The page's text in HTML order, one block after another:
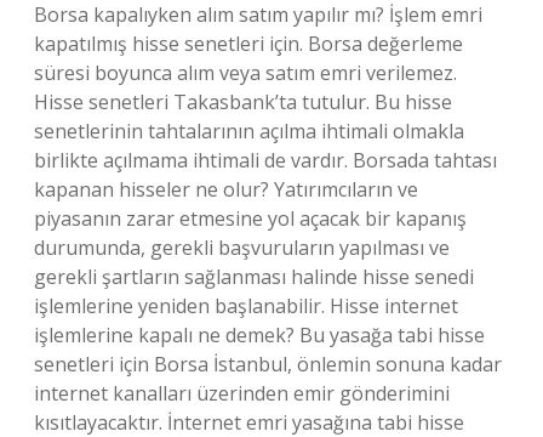
Borsa kapalıyken alım satım yapılır mı? İşlem emri
kapatılmış hisse senetleri için. Borsa değerleme
süresi boyunca alım veya satım emri verilemez.
Hisse senetleri Takasbank’ta tutulur. Bu hisse
senetlerinin tahtalarının açılma ihtimali olmakla
birlikte açılmama ihtimali de vardır. Borsada tahtası
kapanan hisseler ne olur? Yatırımcıların ve
piyasanın zarar etmesine yol açacak bir kapanış
durumunda, gerekli başvuruların yapılması ve
gerekli şartların sağlanması halinde hisse senedi
işlemlerine yeniden başlanabilir. Hisse internet
işlemlerine kapalı ne demek? Bu yasağa tabi hisse
senetleri için Borsa İstanbul, önlemin sonuna kadar
internet kanalları üzerinden emir gönderimini
kısıtlayacaktır. İnternet emri yasağına tabi hisse